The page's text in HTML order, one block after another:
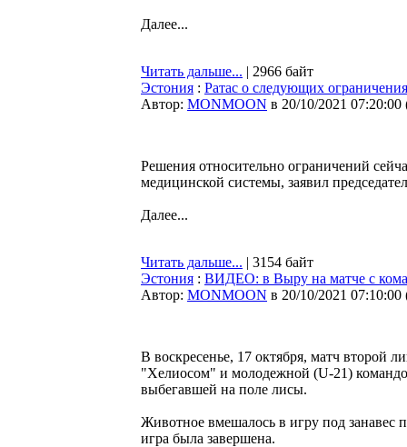
Далее...
Читать дальше... | 2966 байт
Эстония : Ратас о следующих
Автор: MONMOON в 20/10/2021 07:20:00
Решения относительно ограничений
медицинской системы, заявил
Далее...
Читать дальше... | 3154 байт
Эстония : ВИДЕО: в Выру на матче с
Автор: MONMOON в 20/10/2021 07:10:00
В воскресенье, 17 октября, матч второй
"Хелиосом" и молодежной (U-21)
выбегавшей на поле лисы.
Животное вмешалось в игру под занавес
игра была завершена.